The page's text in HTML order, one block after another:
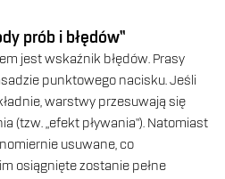
prób i błędów”
jest wskaźnik błędów. Prasy
punktowego nacisku. Jeśli
warstwy przesuwają się
(tzw. „efekt pływania”). Natomiast
usuwane, co
osiągnięte zostanie pełne